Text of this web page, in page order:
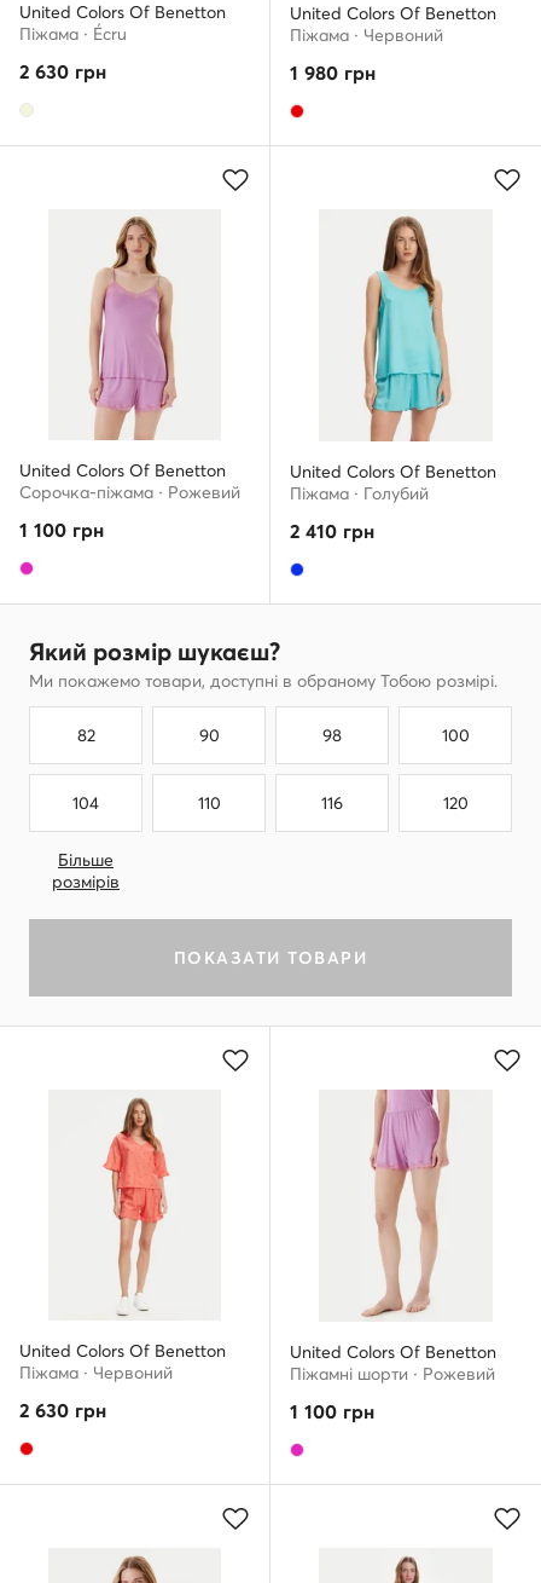
United Colors Of Benetton
Піжама · Écru
2 630 грн
United Colors Of Benetton
Піжама · Червоний
1 980 грн
United Colors Of Benetton
Сорочка-піжама · Рожевий
1 100 грн
United Colors Of Benetton
Піжама · Голубий
2 410 грн
Який розмір шукаєш?
Ми покажемо товари, доступні в обраному Тобою розмірі.
82 90 98 100
104 110 116 120
Більше
розмірів
ПОКАЗАТИ ТОВАРИ
United Colors Of Benetton
Піжама · Червоний
2 630 грн
United Colors Of Benetton
Піжамні шорти · Рожевий
1 100 грн